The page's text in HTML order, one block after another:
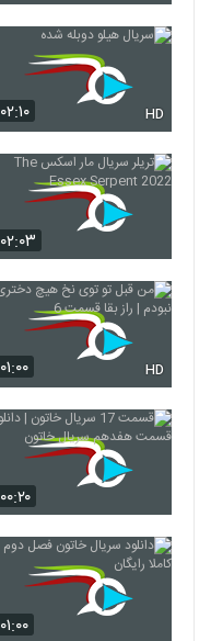
۰۲:۱۰ HD
۰۲:۰۳
۰۱:۰۰ HD
۰۰:۲۰
۰۱:۰۰